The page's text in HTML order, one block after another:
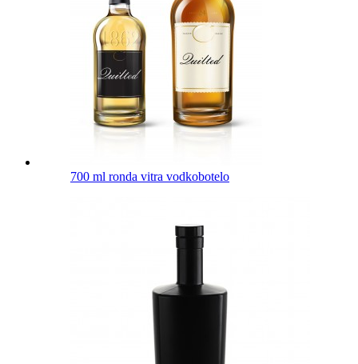
700 ml ronda vitra vodkobotelo